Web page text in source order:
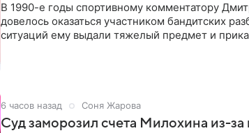
В 1990-е годы спортивному комментатору
довелось оказаться участником бандитских
ситуаций ему выдали тяжелый предмет и
6 часов назад Соня Жарова
Суд заморозил счета Милохина из-за